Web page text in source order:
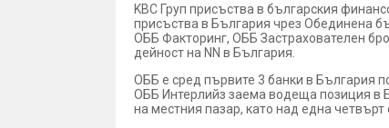
KBC Груп присъства в българския
присъства в България чрез Обединена
ОББ Факторинг, ОББ Застрахователен
дейност на NN в България.
ОББ е сред първите 3 банки в България
ОББ Интерлийз заема водеща позиция в
на местния пазар, като над една